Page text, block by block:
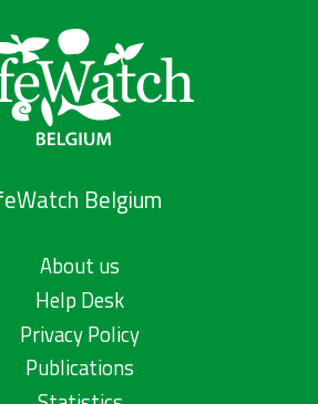
Belgium
About us
Help Desk
Privacy Policy
Publications